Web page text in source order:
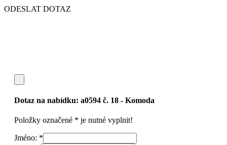
ODESLAT DOTAZ
Dotaz na nabídku: a0594 č. 18 - Komoda
Položky označené * je nutné vyplnit!
Jméno: *